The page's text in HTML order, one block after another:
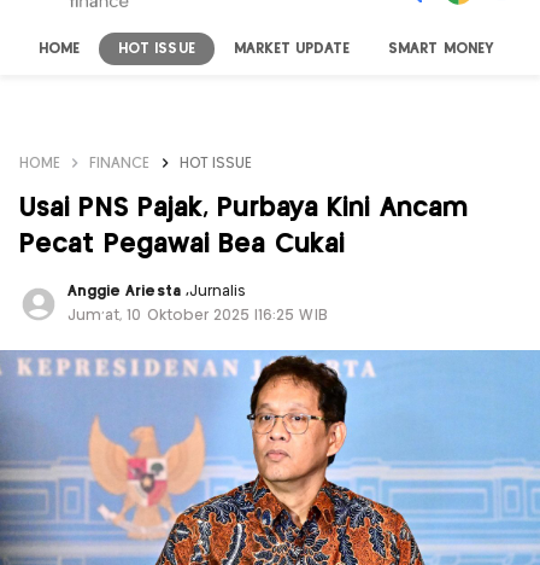
HOME HOT ISSUE MARKET UPDATE SMART MONEY
HOME FINANCE HOT ISSUE
Usai PNS Pajak, Purbaya Kini Ancam
Pecat Pegawai Bea Cukai
Anggie Ariesta ,Jurnalis
Jum'at, 10 Oktober 2025 |16:25 WIB